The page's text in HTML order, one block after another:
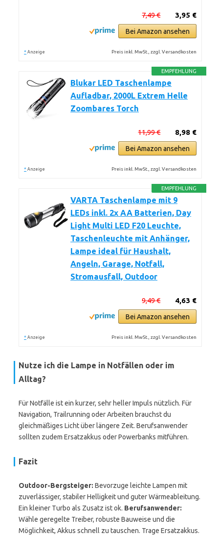
3,95 €
7,49 €
Bei Amazon ansehen
* Anzeige Preis inkl. MwSt., zzgl. Versandkosten
EMPFEHLUNG
Blukar LED Taschenlampe
Aufladbar, 2000L Extrem Helle
Zoombares Torch
8,98 €
11,99 €
Bei Amazon ansehen
* Anzeige Preis inkl. MwSt., zzgl. Versandkosten
EMPFEHLUNG
VARTA Taschenlampe mit 9
LEDs inkl. 2x AA Batterien, Day
Light Multi LED F20 Leuchte,
Taschenleuchte mit Anhänger,
Lampe ideal für Haushalt,
Angeln, Garage, Notfall,
Stromausfall, Outdoor
4,63 €
9,49 €
Bei Amazon ansehen
* Anzeige Preis inkl. MwSt., zzgl. Versandkosten
Nutze ich die Lampe in Notfällen oder im
Alltag?
Für Notfälle ist ein kurzer, sehr heller Impuls nützlich. Für
Navigation, Trailrunning oder Arbeiten brauchst du
gleichmäßiges Licht über längere Zeit. Berufsanwender
sollten zudem Ersatzakkus oder Powerbanks mitführen.
Fazit
Outdoor-Bergsteiger: Bevorzuge leichte Lampen mit
zuverlässiger, stabiler Helligkeit und guter Wärmeableitung.
Ein kleiner Turbo als Zusatz ist ok. Berufsanwender:
Wähle geregelte Treiber, robuste Bauweise und die
Möglichkeit, Akkus schnell zu tauschen. Trage Ersatzakkus.